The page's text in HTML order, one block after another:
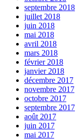
septembre 2018
juillet 2018
juin 2018
mai 2018
avril 2018
mars 2018
février 2018
janvier 2018
décembre 2017
novembre 2017
octobre 2017
septembre 2017
août 2017
juin 2017
mai 2017